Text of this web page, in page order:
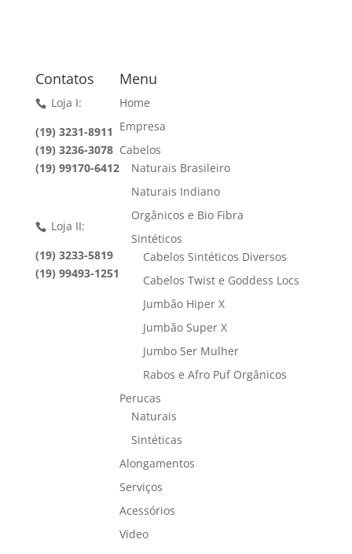
Contatos
Loja I:
(19) 3231-8911
(19) 3236-3078
(19) 99170-6412
Loja II:
(19) 3233-5819
(19) 99493-1251
Menu
Home
Empresa
Cabelos
Naturais Brasileiro
Naturais Indiano
Orgânicos e Bio Fibra
Sintéticos
Cabelos Sintéticos Diversos
Cabelos Twist e Goddess Locs
Jumbão Hiper X
Jumbão Super X
Jumbo Ser Mulher
Rabos e Afro Puf Orgânicos
Perucas
Naturais
Sintéticas
Alongamentos
Serviços
Acessórios
Vídeo